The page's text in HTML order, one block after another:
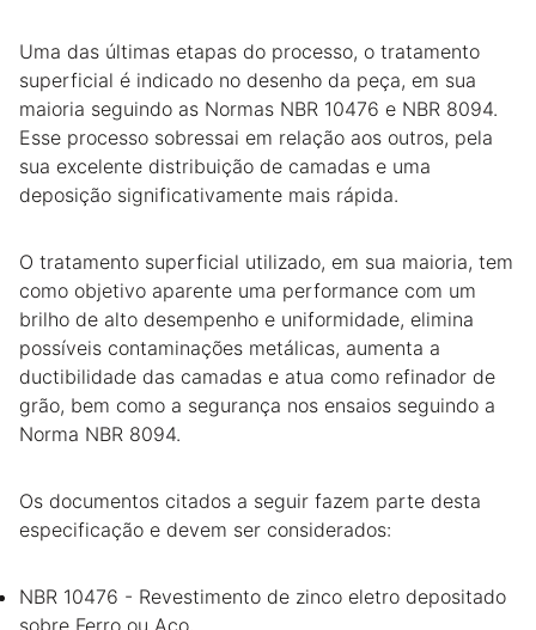
Uma das últimas etapas do processo, o tratamento
superficial é indicado no desenho da peça, em sua
maioria seguindo as Normas NBR 10476 e NBR 8094.
Esse processo sobressai em relação aos outros, pela
sua excelente distribuição de camadas e uma
deposição significativamente mais rápida.
O tratamento superficial utilizado, em sua maioria, tem
como objetivo aparente uma performance com um
brilho de alto desempenho e uniformidade, elimina
possíveis contaminações metálicas, aumenta a
ductibilidade das camadas e atua como refinador de
grão, bem como a segurança nos ensaios seguindo a
Norma NBR 8094.
Os documentos citados a seguir fazem parte desta
especificação e devem ser considerados:
NBR 10476 - Revestimento de zinco eletro depositado
sobre Ferro ou Aço.